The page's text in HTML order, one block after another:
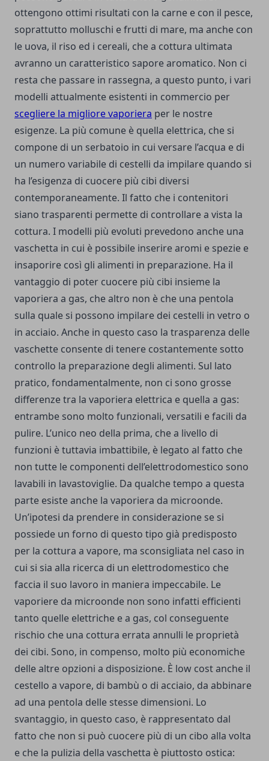
ottengono ottimi risultati con la carne e con il pesce,
soprattutto molluschi e frutti di mare, ma anche con
le uova, il riso ed i cereali, che a cottura ultimata
avranno un caratteristico sapore aromatico. Non ci
resta che passare in rassegna, a questo punto, i vari
modelli attualmente esistenti in commercio per
scegliere la migliore vaporiera per le nostre
esigenze. La più comune è quella elettrica, che si
compone di un serbatoio in cui versare l’acqua e di
un numero variabile di cestelli da impilare quando si
ha l’esigenza di cuocere più cibi diversi
contemporaneamente. Il fatto che i contenitori
siano trasparenti permette di controllare a vista la
cottura. I modelli più evoluti prevedono anche una
vaschetta in cui è possibile inserire aromi e spezie e
insaporire così gli alimenti in preparazione. Ha il
vantaggio di poter cuocere più cibi insieme la
vaporiera a gas, che altro non è che una pentola
sulla quale si possono impilare dei cestelli in vetro o
in acciaio. Anche in questo caso la trasparenza delle
vaschette consente di tenere costantemente sotto
controllo la preparazione degli alimenti. Sul lato
pratico, fondamentalmente, non ci sono grosse
differenze tra la vaporiera elettrica e quella a gas:
entrambe sono molto funzionali, versatili e facili da
pulire. L’unico neo della prima, che a livello di
funzioni è tuttavia imbattibile, è legato al fatto che
non tutte le componenti dell’elettrodomestico sono
lavabili in lavastoviglie. Da qualche tempo a questa
parte esiste anche la vaporiera da microonde.
Un’ipotesi da prendere in considerazione se si
possiede un forno di questo tipo già predisposto
per la cottura a vapore, ma sconsigliata nel caso in
cui si sia alla ricerca di un elettrodomestico che
faccia il suo lavoro in maniera impeccabile. Le
vaporiere da microonde non sono infatti efficienti
tanto quelle elettriche e a gas, col conseguente
rischio che una cottura errata annulli le proprietà
dei cibi. Sono, in compenso, molto più economiche
delle altre opzioni a disposizione. È low cost anche il
cestello a vapore, di bambù o di acciaio, da abbinare
ad una pentola delle stesse dimensioni. Lo
svantaggio, in questo caso, è rappresentato dal
fatto che non si può cuocere più di un cibo alla volta
e che la pulizia della vaschetta è piuttosto ostica: